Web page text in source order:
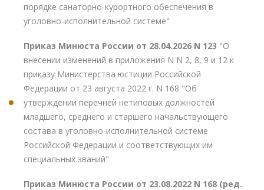
порядке санаторно-курортного обеспечения в
уголовно-исполнительной системе"
Приказ Минюста России от 28.04.2026 N 123 "О
внесении изменений в приложения N N 2, 8, 9 и 12 к
приказу Министерства юстиции Российской
Федерации от 23 августа 2022 г. N 168 "Об
утверждении перечней нетиповых должностей
младшего, среднего и старшего начальствующего
состава в уголовно-исполнительной системе
Российской Федерации и соответствующих им
специальных званий"
Приказ Минюста России от 23.08.2022 N 168 (ред.